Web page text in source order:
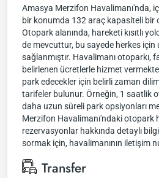
Amasya Merzifon Havalimanı'nda,
bir konumda 132 araç kapasiteli bir
Otopark alanında, hareketi kısıtlı
de mevcuttur, bu sayede herkes için
sağlanmıştır. Havalimanı otoparkı,
belirlenen ücretlerle hizmet
park edecekler için belirli zaman
tarifeler bulunur. Örneğin, 1 saatlik
daha uzun süreli park opsiyonları
Merzifon Havalimanı'ndaki otopark
rezervasyonlar hakkında detaylı
sormak için, havalimanının iletişim
Transfer